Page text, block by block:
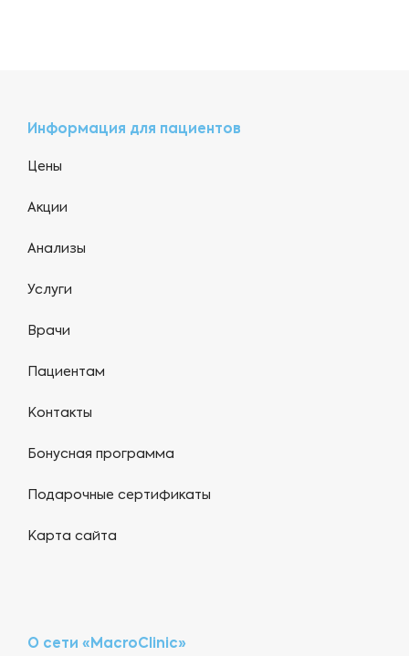
Информация для пациентов
Цены
Акции
Анализы
Услуги
Врачи
Пациентам
Контакты
Бонусная программа
Подарочные сертификаты
Карта сайта
О сети «MacroClinic»